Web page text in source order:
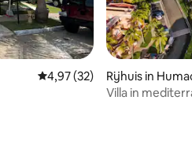
Gemiddelde beoordeling
4,97 (32)
Rijhuis in
Villa in